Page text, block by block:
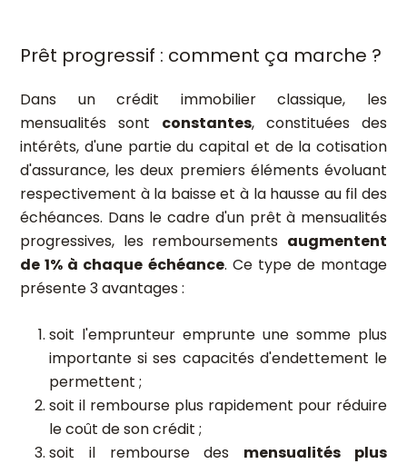
Prêt progressif : comment ça marche ?
Dans un crédit immobilier classique, les
mensualités sont constantes, constituées des
intérêts, d'une partie du capital et de la cotisation
d'assurance, les deux premiers éléments évoluant
respectivement à la baisse et à la hausse au fil des
échéances. Dans le cadre d'un prêt à mensualités
progressives, les remboursements augmentent
de 1% à chaque échéance. Ce type de montage
présente 3 avantages :
soit l'emprunteur emprunte une somme plus
importante si ses capacités d'endettement le
permettent ;
soit il rembourse plus rapidement pour réduire
le coût de son crédit ;
soit il rembourse des mensualités plus